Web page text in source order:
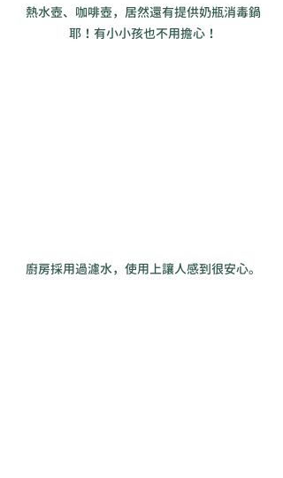
熱水壺、咖啡壺，居然還有提供奶瓶消毒鍋
耶！有小小孩也不用擔心！
廚房採用過濾水，使用上讓人感到很安心。